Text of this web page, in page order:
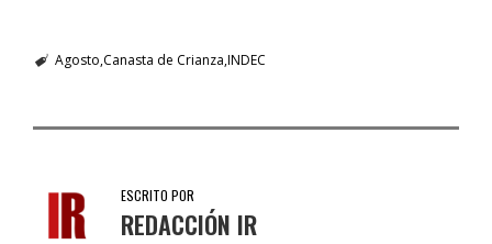
Agosto Canasta de Crianza INDEC
ESCRITO POR
REDACCIÓN IR